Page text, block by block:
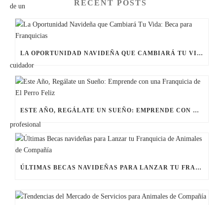
RECENT POSTS
LA OPORTUNIDAD NAVIDEÑA QUE CAMBIARÁ TU VIDA: BECA PARA FRANQUICIAS
ESTE AÑO, REGÁLATE UN SUEÑO: EMPRENDE CON UNA FRANQUICIA DE EL PERRO FELIZ
ÚLTIMAS BECAS NAVIDEÑAS PARA LANZAR TU FRANQUICIA DE ANIMALES DE COMPAÑÍA